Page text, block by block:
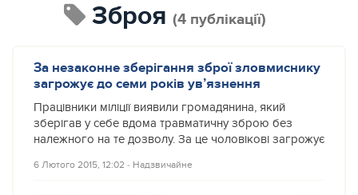
зброя (4 публікації)
За незаконне зберігання зброї зловмиснику
загрожує до семи років ув’язнення
Працівники міліції виявили громадянина, який
зберігав у себе вдома травматичну зброю без
належного на те дозволу. За це чоловікові загрожує
6 Лютого 2015, 12:02 ‐ Надзвичайне